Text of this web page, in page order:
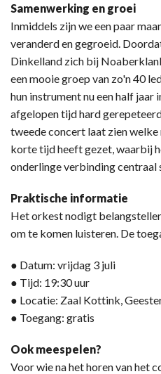
Samenwerking en groei
Inmiddels zijn we een paar
veranderd en gegroeid.
Dinkelland zich bij
een mooie groep van zo'n 40
hun instrument nu een half jaar
afgelopen tijd hard
tweede concert laat zien
korte tijd heeft gezet, waarbij
onderlinge verbinding centraal
Praktische informatie
Het orkest nodigt
om te komen luisteren. De
● Datum: vrijdag 3 juli
● Tijd: 19:30 uur
● Locatie: Zaal Kottink,
● Toegang: gratis
Ook meespelen?
Voor wie na het horen van het